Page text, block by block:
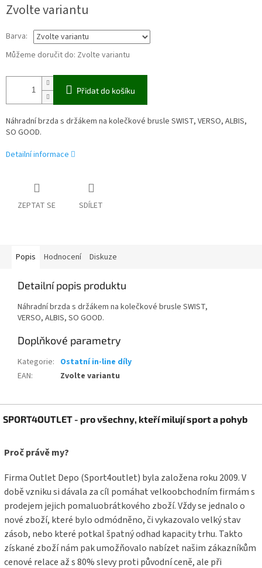
cena:
Zvolte variantu
Barva:
Můžeme doručit do: Zvolte variantu
Přidat do košíku
Náhradní brzda s držákem na kolečkové brusle SWIST, VERSO, ALBIS,
SO GOOD.
Detailní informace
ZEPTAT SE SDÍLET
Popis Hodnocení Diskuze
Detailní popis produktu
Náhradní brzda s držákem na kolečkové brusle SWIST,
VERSO, ALBIS, SO GOOD.
Doplňkové parametry
Kategorie: Ostatní in-line díly
EAN: Zvolte variantu
á
a
SPORT4OUTLET - pro všechny, kteří milují sport a pohyb
Proč právě my?
Firma Outlet Depo (Sport4outlet) byla založena roku 2009. V
době vzniku si dávala za cíl pomáhat velkoobchodním firmám s
prodejem jejich pomaluobrátkového zboží. Vždy se jednalo o
nové zboží, které bylo odmódněno, či vykazovalo velký stav
zásob, nebo které potkal špatný odhad kapacity trhu. Takto
získané zboží nám pak umožňovalo nabízet našim zákazníkům
cenové relace až s 80% slevy proti původní ceně, ale při